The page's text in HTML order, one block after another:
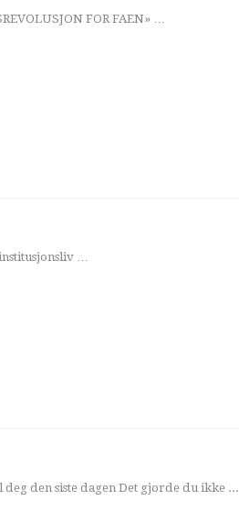
FOR FAEN» …
…
deg den siste dagen Det gjorde du ikke ...